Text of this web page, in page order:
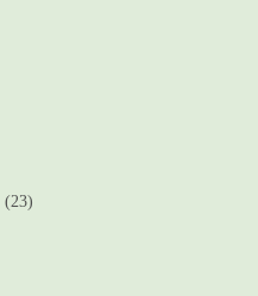
(23)